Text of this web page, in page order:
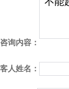
咨询内容：
客人姓名：